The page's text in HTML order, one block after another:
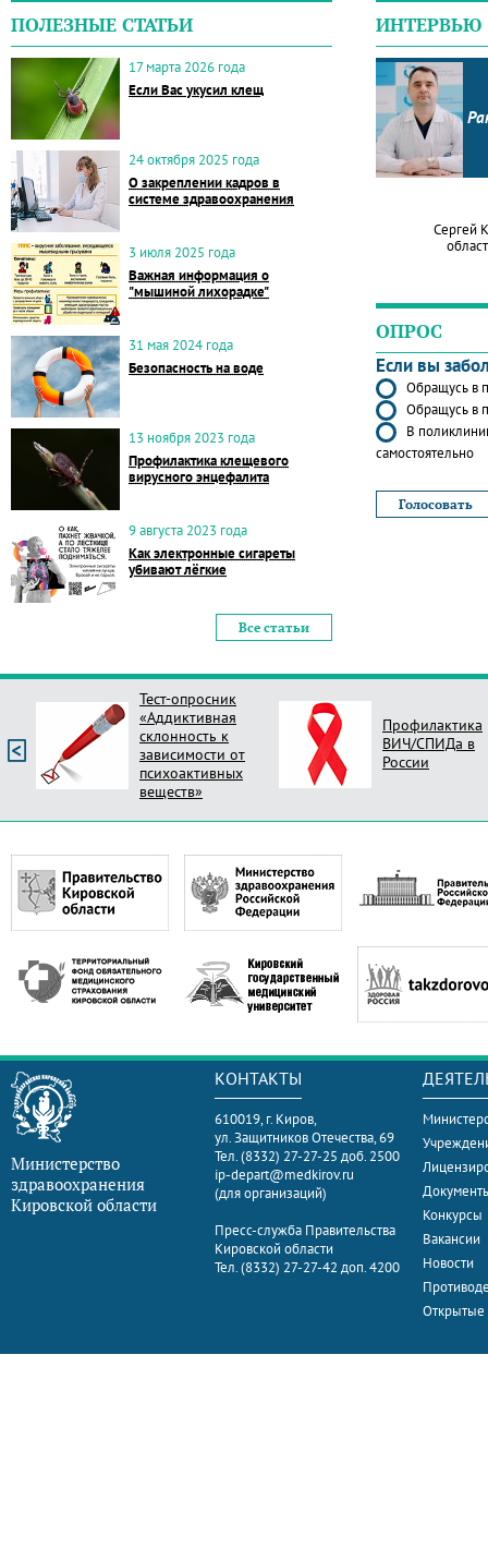
ПОЛЕЗНЫЕ СТАТЬИ
17 марта 2026 года
Если Вас укусил клещ
24 октября 2025 года
О закреплении кадров в
системе здравоохранения
3 июля 2025 года
Важная информация о
"мышиной лихорадке"
31 мая 2024 года
Безопасность на воде
13 ноября 2023 года
Профилактика клещевого
вирусного энцефалита
9 августа 2023 года
Как электронные сигареты
убивают лёгкие
Все статьи
ИНТЕРВЬЮ
Сергей
ОПРОС
Если вы
Обращусь в
Обращусь в
В
самостоятельно
Тест-опросник
«Аддиктивная
склонность к
зависимости от
психоактивных
веществ»
Профилактика
ВИЧ/СПИДа в
России
Министерство
здравоохранения
Кировской области
КОНТАКТЫ
610019, г. Киров,
ул. Защитников Отечества, 69
Тел. (8332) 27-27-25 доб. 2500
ip-depart@medkirov.ru
(для организаций)
Пресс-служба Правительства
Кировской области
Тел. (8332) 27-27-42 доп. 4200
Конкурсы
Вакансии
Новости